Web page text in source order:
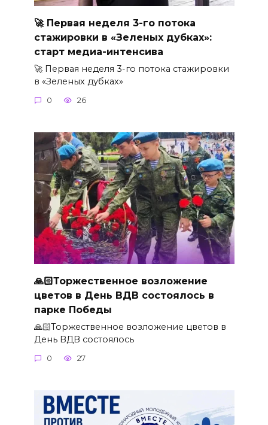
🚀 Первая неделя 3-го потока
стажировки в «Зеленых дубках»:
старт медиа-интенсива
🚀 Первая неделя 3-го потока стажировки
в «Зеленых дубках»
0 26
🙏🏻Торжественное возложение
цветов в День ВДВ состоялось в
парке Победы
🙏🏻Торжественное возложение цветов в
День ВДВ состоялось
0 27